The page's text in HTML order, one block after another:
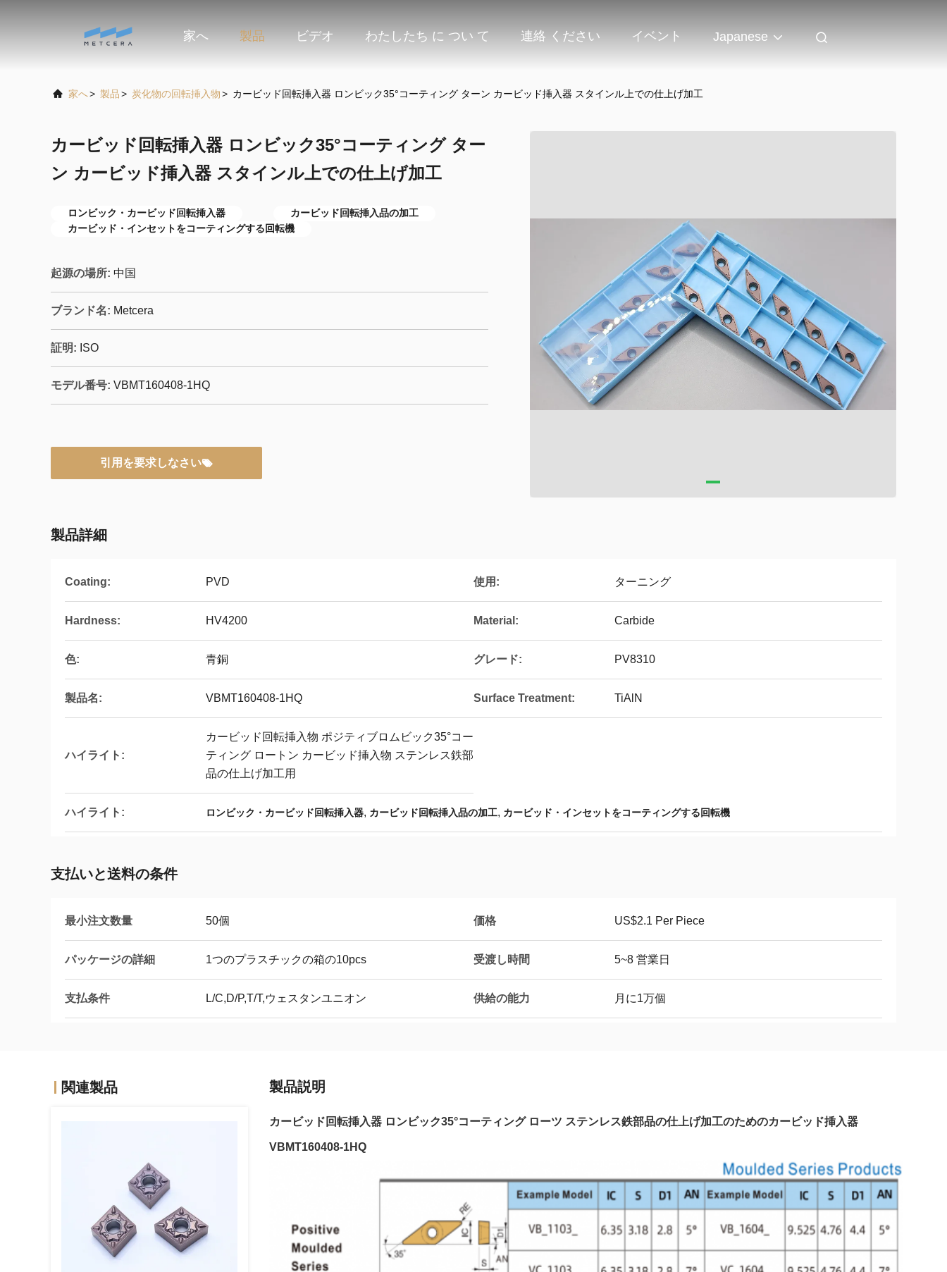
家へ 製品 ビデオ わたしたち に つい て 連絡 ください イベント Japanese
家へ> 製品> 炭化物の回転挿入物> カービッド回転挿入器 ロンビック35°コーティング ターン カービッド挿入器 スタインル上での仕上げ加工
カービッド回転挿入器 ロンビック35°コーティング ター
ン カービッド挿入器 スタインル上での仕上げ加工
ロンビック・カービッド回転挿入器
カービッド回転挿入品の加工
カービッド・インセットをコーティングする回転機
起源の場所: 中国
ブランド名: Metcera
証明: ISO
モデル番号: VBMT160408-1HQ
引用を要求しなさい
製品詳細
Coating: PVD 使用: ターニング
Hardness: HV4200 Material: Carbide
色: 青銅 グレード: PV8310
製品名: VBMT160408-1HQ Surface Treatment: TiAlN
ハイライト:
カービッド回転挿入物 ポジティブロムビック35°コー
ティング ロートン カービッド挿入物 ステンレス鉄部
品の仕上げ加工用
ハイライト: ロンビック・カービッド回転挿入器, カービッド回転挿入品の加工, カービッド・インセットをコーティングする回転機
支払いと送料の条件
最小注文数量 50個 価格 US$2.1 Per Piece
パッケージの詳細 1つのプラスチックの箱の10pcs 受渡し時間 5~8 営業日
支払条件 L/C,D/P,T/T,ウェスタンユニオン 供給の能力 月に1万個
関連製品 製品説明
カービッド回転挿入器 ロンビック35°コーティング ローツ ステンレス鉄部品の仕上げ加工のためのカービッド挿入器
VBMT160408-1HQ